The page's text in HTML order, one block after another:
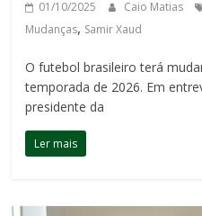
01/10/2025 Caio Matias
Mudanças, Samir Xaud
O futebol brasileiro terá
temporada de 2026. Em
presidente da
Ler mais